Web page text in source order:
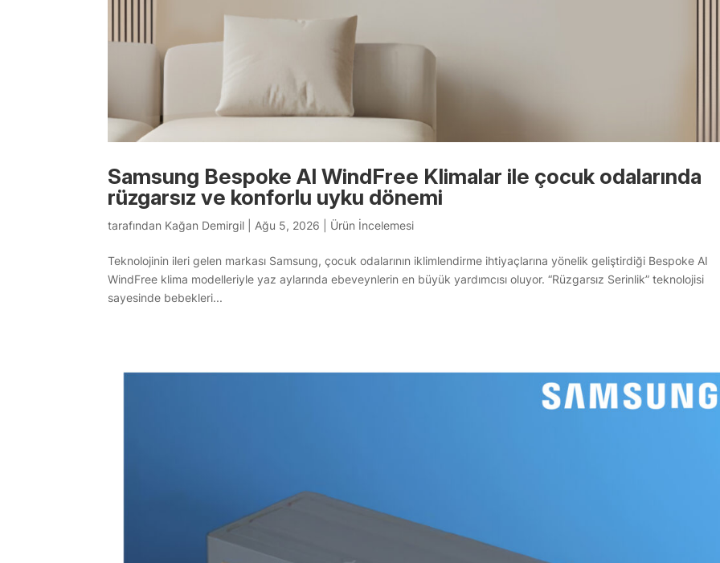
Samsung Bespoke AI WindFree Klimalar ile çocuk odalarında
rüzgarsız ve konforlu uyku dönemi
tarafından Kağan Demirgil Ağu 5, 2026 Ürün İncelemesi
Teknolojinin ileri gelen markası Samsung, çocuk odalarının iklimlendirme ihtiyaçlarına yönelik geliştirdiği Bespoke AI
WindFree klima modelleriyle yaz aylarında ebeveynlerin en büyük yardımcısı oluyor. “Rüzgarsız Serinlik” teknolojisi
sayesinde bebekleri...